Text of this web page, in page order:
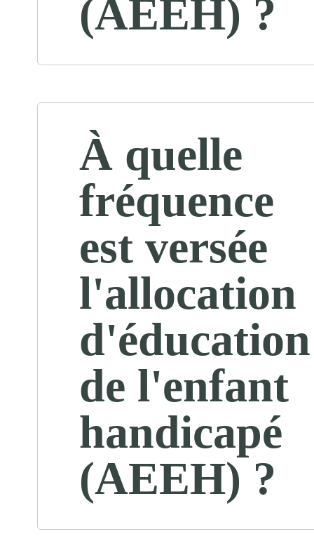
(AEEH) ?
À quelle
fréquence
est versée
l'allocation
d'éducation
de l'enfant
handicapé
(AEEH) ?